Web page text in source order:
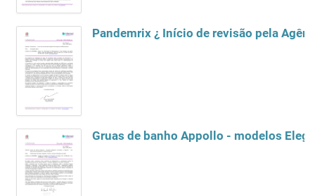
Pandemrix ¿ Início de revisão pela
Gruas de banho Appollo - modelos